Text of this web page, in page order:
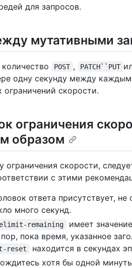
для запросов.
мутативными
POST , PATCH``PUT
одну секунду между
ограничений скорости.
ограничения
образом
ограничения скорости,
с этими
ответа присутствует,
много секунд.
remaining имеет значение
пока время, указанное
reset
находится в секундах
хотя бы одной